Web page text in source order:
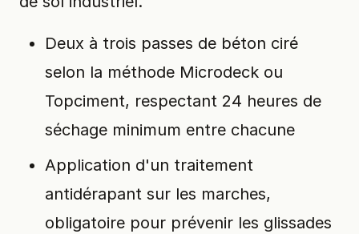
Deux à trois passes de béton ciré
selon la méthode Microdeck ou
Topciment, respectant 24 heures de
séchage minimum entre chacune
Application d'un traitement
antidérapant sur les marches,
obligatoire pour prévenir les glissades